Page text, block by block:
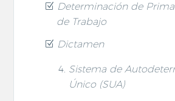
Determinación de
de Trabajo
Dictamen
Sistema de
Único (SUA)